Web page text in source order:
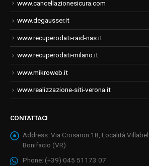
www.cancellazionesicura.com
www.degausser.it
www.recuperodati-raid-nas.it
www.recuperodati-milano.it
www.mikroweb.it
www.realizzazione-siti-verona.it
CONTATTACI
Address: Via Crosaron 18, Località
Bonifacio (VR)
Phone: (+39) 045 51173 07